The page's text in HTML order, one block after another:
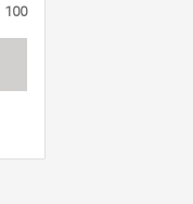
100